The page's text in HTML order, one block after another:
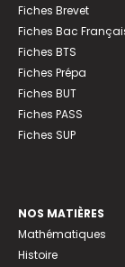
Fiches Brevet
Fiches Bac
Fiches BTS
Fiches Prépa
Fiches BUT
Fiches PASS
Fiches SUP
NOS MATIÈRES
Mathématiques
Histoire